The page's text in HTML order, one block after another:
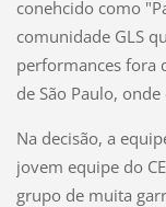
conehcido como
comunidade GLS
performances fora
de São Paulo,
Na decisão, a
jovem equipe do
grupo de muita